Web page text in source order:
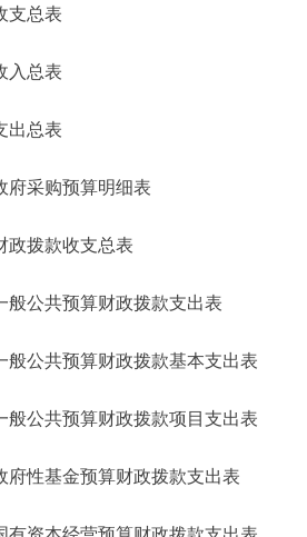
12345网上接诉即办
参与调查
北京概况
绿色北京
ENGLISH
总表
总表
总表
采购预算明细表
拨款收支总表
公共预算财政拨款支出表
公共预算财政拨款基本支出表
公共预算财政拨款项目支出表
性基金预算财政拨款支出表